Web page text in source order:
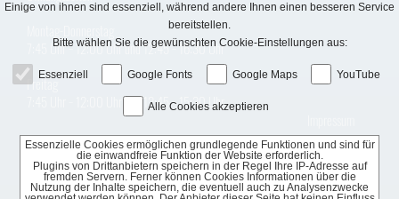
7:45 Uhr − 12:00 Uhr und 12:45 − 16:30 Uhr
Freitag
7:45 Uhr − 12:00 Uhr und 12:45 − 15:30 Uhr
Datenschutz
Einige von ihnen sind essenziell, während andere Ihnen einen besseren Service
bereitstellen.
Bitte wählen Sie die gewünschten Cookie-Einstellungen aus:
Essenziell Google Fonts Google Maps YouTube
Alle Cookies akzeptieren
Essenzielle Cookies ermöglichen grundlegende Funktionen und sind für
die einwandfreie Funktion der Website erforderlich.
Plugins von Drittanbietern speichern in der Regel Ihre IP-Adresse auf
fremden Servern. Ferner können Cookies Informationen über die
Nutzung der Inhalte speichern, die eventuell auch zu Analysenzwecke